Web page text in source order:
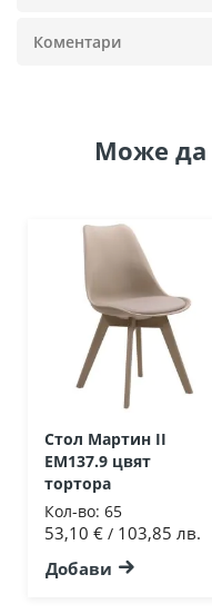
Коментари
Може да
Стол Мартин II
ΕΜ137.9 цвят
тортора
Кол-во: 65
53,10 € / 103,85 лв.
Добави